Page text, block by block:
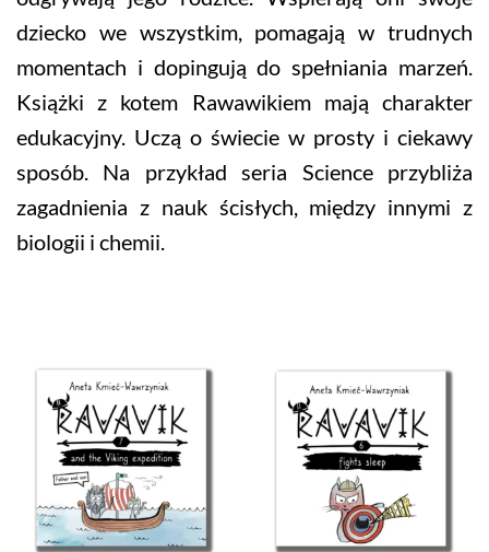
dziecko we wszystkim, pomagają w trudnych
momentach i dopingują do spełniania marzeń.
Książki z kotem Rawawikiem mają charakter
edukacyjny. Uczą o świecie w prosty i ciekawy
sposób. Na przykład seria Science przybliża
zagadnienia z nauk ścisłych, między innymi z
biologii i chemii.